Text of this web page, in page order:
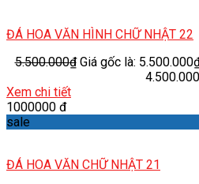
ĐÁ HOA VĂN HÌNH CHỮ NHẬT 22
5.500.000₫ Giá gốc là:
Xem chi tiết
1000000 đ
sale
ĐÁ HOA VĂN CHỮ NHẬT 21